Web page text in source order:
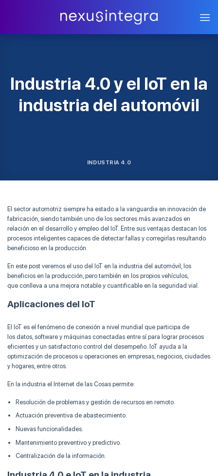
INDUSTRIA 4.0
Industria 4.0 y el IoT en la
industria del automóvil
El sector automotriz siempre ha estado a la vanguardia en innovación de
fabricación, siendo también uno de los sectores más avanzados en
relación en el desarrollo y empleo del IoT. Entre sus ventajas destacan los
procesos inteligentes capaces de detectar fallas y corregirlas resultando
beneficioso en la producción.
En este post veremos el uso del IoT en la industria del automóvil, los
beneficios en la producción, pero también en los propios vehículos,
que conlleva a una mejora notable y cuantificable en la seguridad vial.
Aplicaciones del IoT
El IoT es el fenómeno de conexión a nivel mundial que participa de
los datos, software y máquinas conectadas entre sí para lograr procesos
eficientes y un satisfactorio control del desempeño. IoT ayuda a la
optimización de procesos u operaciones en empresas, negocios, ciudades
y hogares, entre otros.
En la industria el Internet de las Cosas permite:
Resolución de problemas y gestión de recursos en remoto.
Actuación preventiva de abastecimiento.
Nuevas funcionalidades.
Mantenimiento preventivo y predictivo.
Centralización de la información.